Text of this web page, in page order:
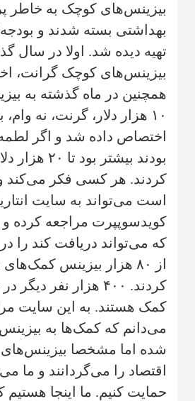
بیزینس‌های کوچک به خاطر
بهداشتی بسته شدند و
تهیه دیده شد. اولا در سال
بیزینس‌های کوچک گرانت،
همچنین در ماه گذشته به
۱۰ هزار دلار، گرنت، نه
اختصاص داده شد و اگر
بودند بیشتر
کردند. هر کسی فکر می‌کند
است می‌تواند به سایت
کویدسوپپرت مراجعه کرده
که می‌تواند دریافت کند را در
از ۸۰ هزار بیزینس
کردند. ۴۰۰ هزار نفر
کمک هستند. به این سایت
می‌دانم که کمک‌ها به
اقتصاد را می‌گردانند و ما
حمایت کنیم. ما اینجا هستیم